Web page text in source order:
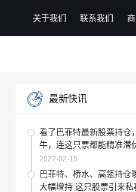
关于我们 联系我们
最新快讯
看了巴菲特最新股票持仓
牛，连这只票都能精准潜
2022-02-15
巴菲特、桥水、高瓴持仓
大幅增持 这只股票引来私